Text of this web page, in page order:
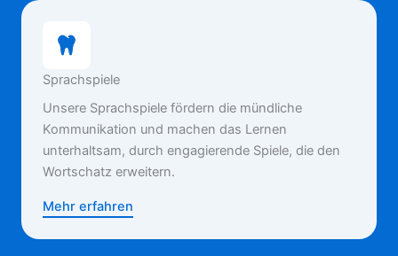
Sprachspiele
Unsere Sprachspiele fördern die mündliche
Kommunikation und machen das Lernen
unterhaltsam, durch engagierende Spiele, die den
Wortschatz erweitern.
Mehr erfahren